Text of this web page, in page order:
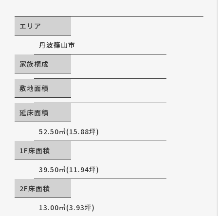
エリア
丹波篠山市
家族構成
敷地面積
延床面積
52.50㎡(15.88坪)
1F床面積
39.50㎡(11.94坪)
2F床面積
13.00㎡(3.93坪)